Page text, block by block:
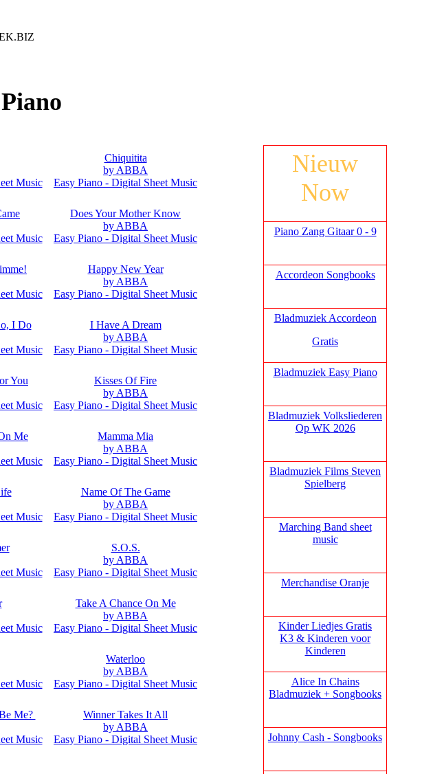
Music
Chiquitita
by ABBA
Easy Piano - Digital Sheet Music
Music
Does Your Mother Know
by ABBA
Easy Piano - Digital Sheet Music
Music
Happy New Year
by ABBA
Easy Piano - Digital Sheet Music
I Do
Music
I Have A Dream
by ABBA
Easy Piano - Digital Sheet Music
You
Music
Kisses Of Fire
by ABBA
Easy Piano - Digital Sheet Music
Me
Music
Mamma Mia
by ABBA
Easy Piano - Digital Sheet Music
Music
Name Of The Game
by ABBA
Easy Piano - Digital Sheet Music
Music
S.O.S.
by ABBA
Easy Piano - Digital Sheet Music
Music
Take A Chance On Me
by ABBA
Easy Piano - Digital Sheet Music
Music
Waterloo
by ABBA
Easy Piano - Digital Sheet Music
Me?
Music
Winner Takes It All
by ABBA
Easy Piano - Digital Sheet Music
Nieuw
Now
Piano Zang Gitaar 0 - 9
Accordeon Songbooks
Bladmuziek Accordeon
Gratis
Bladmuziek Easy Piano
Bladmuziek Volksliederen
Op WK 2026
Bladmuziek Films Steven
Spielberg
Marching Band sheet
music
Merchandise Oranje
Kinder Liedjes Gratis
K3 & Kinderen voor
Kinderen
Alice In Chains
Bladmuziek + Songbooks
Johnny Cash - Songbooks